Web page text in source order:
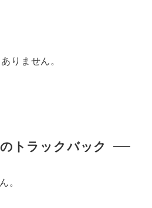
りません。
トラックバック
。